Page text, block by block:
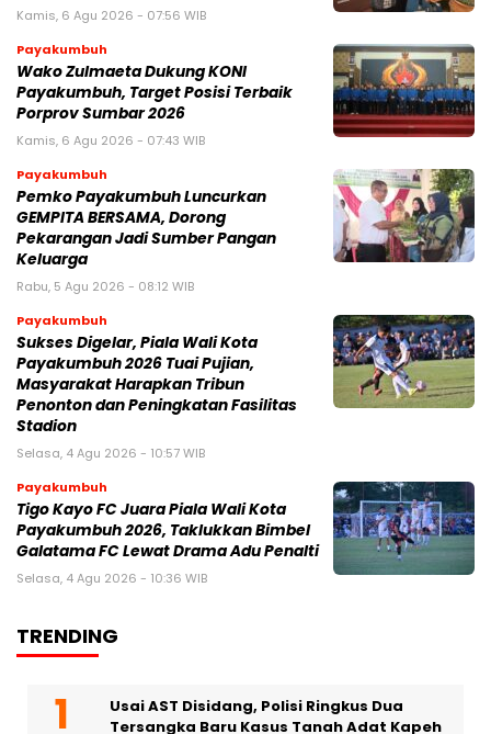
Kamis, 6 Agu 2026 - 07:56 WIB
Payakumbuh
Wako Zulmaeta Dukung KONI
Payakumbuh, Target Posisi Terbaik
Porprov Sumbar 2026
Kamis, 6 Agu 2026 - 07:43 WIB
Payakumbuh
Pemko Payakumbuh Luncurkan
GEMPITA BERSAMA, Dorong
Pekarangan Jadi Sumber Pangan
Keluarga
Rabu, 5 Agu 2026 - 08:12 WIB
Payakumbuh
Sukses Digelar, Piala Wali Kota
Payakumbuh 2026 Tuai Pujian,
Masyarakat Harapkan Tribun
Penonton dan Peningkatan Fasilitas
Stadion
Selasa, 4 Agu 2026 - 10:57 WIB
Payakumbuh
Tigo Kayo FC Juara Piala Wali Kota
Payakumbuh 2026, Taklukkan Bimbel
Galatama FC Lewat Drama Adu Penalti
Selasa, 4 Agu 2026 - 10:36 WIB
TRENDING
Usai AST Disidang, Polisi Ringkus Dua
Tersangka Baru Kasus Tanah Adat Kapeh